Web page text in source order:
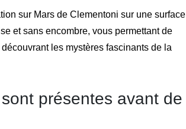
sur Mars de Clementoni sur une surface
et sans encombre, vous permettant de
les mystères fascinants de la
présentes avant de